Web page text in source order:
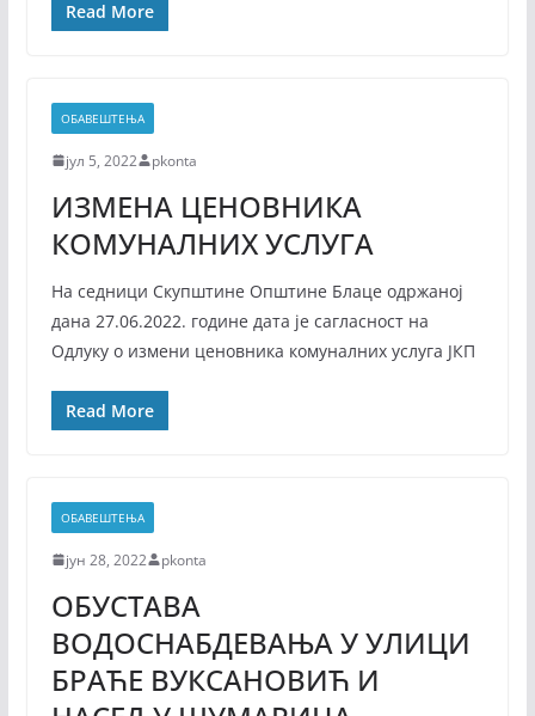
Read More
ОБАВЕШТЕЊА
јул 5, 2022 pkonta
ИЗМЕНА ЦЕНОВНИКА
КОМУНАЛНИХ УСЛУГА
На седници Скупштине Општине Блаце одржаној
дана 27.06.2022. године дата је сагласност на
Одлуку о измени ценовника комуналних услуга ЈКП
Read More
ОБАВЕШТЕЊА
јун 28, 2022 pkonta
ОБУСТАВА
ВОДОСНАБДЕВАЊА У УЛИЦИ
БРАЋЕ ВУКСАНОВИЋ И